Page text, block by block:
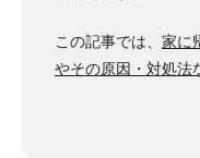
この記事では、 家に
やその原因・対処法